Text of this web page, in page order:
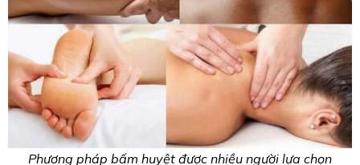
Phương pháp bấm huyệt được nhiều người lựa chọn